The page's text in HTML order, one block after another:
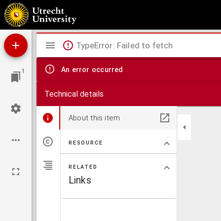
Algemeene kaart van het Groot Amsterdamsch Kanaal door Noord Holland : voor de
1
Mirador
viewer
TypeError: Failed to fetch
An error occurred
Technical details
About this item
RESOURCE
RELATED
Links